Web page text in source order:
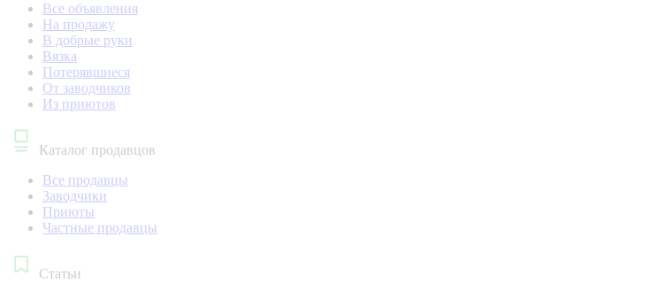
Все объявления
На продажу
В добрые руки
Вязка
Потерявшиеся
От заводчиков
Из приютов
Каталог продавцов
Все продавцы
Заводчики
Приюты
Частные продавцы
Статьи